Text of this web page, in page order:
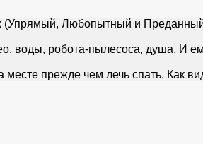
(Упрямый, Любопытный и
воды, робота-пылесоса, душа. И
прежде чем лечь спать. Как